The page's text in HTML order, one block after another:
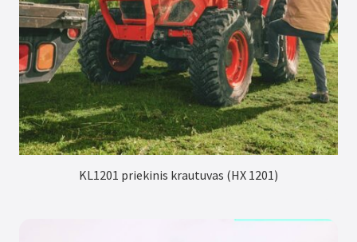
KL1201 priekinis krautuvas (HX 1201)